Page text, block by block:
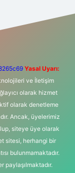
m elexbet
Yasal Uyarı:
ve İletişim
olarak hizmet
olarak denetleme
Ancak, üyelerimiz
siteye üye olarak
sitesi, herhangi bir
bulunmamaktadır.
paylaşılmaktadır.